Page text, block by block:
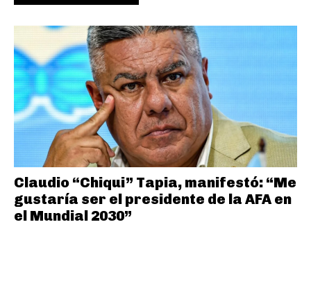
Claudio “Chiqui” Tapia, manifestó: “Me
gustaría ser el presidente de la AFA en
el Mundial 2030”